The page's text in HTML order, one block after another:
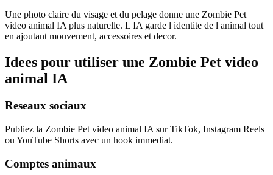
Une photo claire du visage et du pelage donne une Zombie Pet
video animal IA plus naturelle. L IA garde l identite de l animal tout
en ajoutant mouvement, accessoires et decor.
Idees pour utiliser une Zombie Pet video
animal IA
Reseaux sociaux
Publiez la Zombie Pet video animal IA sur TikTok, Instagram Reels
ou YouTube Shorts avec un hook immediat.
Comptes animaux